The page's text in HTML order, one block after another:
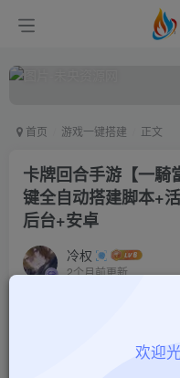
首页 游戏一键搭建 正文
卡牌回合手游【一騎
键全自动搭建脚本+
后台+安卓
冷权
2个月前更新
欢迎